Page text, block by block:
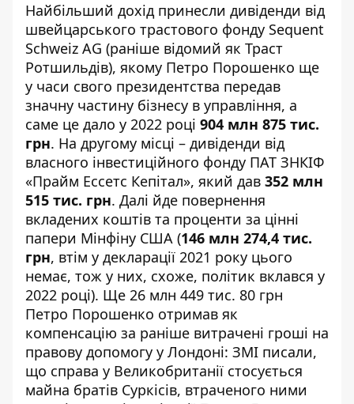
Найбільший дохід принесли дивіденди від
швейцарського трастового фонду Sequent
Schweiz AG (раніше відомий як Траст
Ротшильдів), якому Петро Порошенко ще
у часи свого президентства передав
значну частину бізнесу в управління, а
саме це дало у 2022 році 904 млн 875 тис.
грн. На другому місці – дивіденди від
власного інвестиційного фонду ПАТ ЗНКІФ
«Прайм Ессетс Кепітал», який дав 352 млн
515 тис. грн. Далі йде повернення
вкладених коштів та проценти за цінні
папери Мінфіну США (146 млн 274,4 тис.
грн, втім у декларації 2021 року цього
немає, тож у них, схоже, політик вклався у
2022 році). Ще 26 млн 449 тис. 80 грн
Петро Порошенко отримав як
компенсацію за раніше витрачені гроші на
правову допомогу у Лондоні: ЗМІ писали,
що справа у Великобританії стосується
майна братів Суркісів, втраченого ними